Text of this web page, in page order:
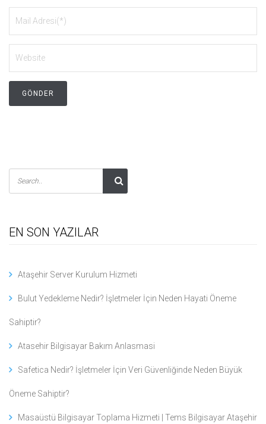
EN SON YAZILAR
Ataşehir Server Kurulum Hizmeti
Bulut Yedekleme Nedir? İşletmeler İçin Neden Hayati Öneme
Sahiptir?
Atasehir Bilgisayar Bakım Anlasmasi
Safetica Nedir? İşletmeler İçin Veri Güvenliğinde Neden Büyük
Öneme Sahiptir?
Masaüstü Bilgisayar Toplama Hizmeti | Tems Bilgisayar Ataşehir